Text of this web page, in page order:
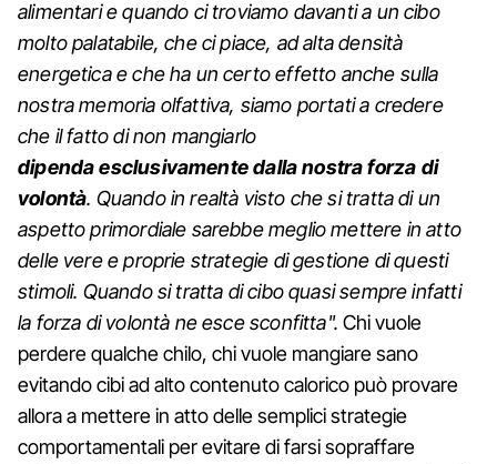
alimentari e quando ci troviamo davanti a un cibo
molto palatabile, che ci piace, ad alta densità
energetica e che ha un certo effetto anche sulla
nostra memoria olfattiva, siamo portati a credere
che il fatto di non mangiarlo
dipenda esclusivamente dalla nostra forza di
volontà. Quando in realtà visto che si tratta di un
aspetto primordiale sarebbe meglio mettere in atto
delle vere e proprie strategie di gestione di questi
stimoli. Quando si tratta di cibo quasi sempre infatti
la forza di volontà ne esce sconfitta".Chi vuole
perdere qualche chilo, chi vuole mangiare sano
evitando cibi ad alto contenuto calorico può provare
allora a mettere in atto delle semplici strategie
comportamentali per evitare di farsi sopraffare